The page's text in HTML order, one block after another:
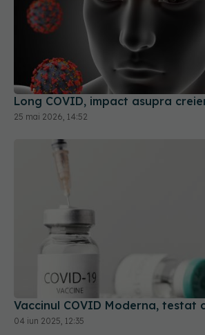
Long COVID, impact asupra
25 mai 2026, 14:52
Vaccinul COVID Moderna, testat
04 iun 2025, 12:35